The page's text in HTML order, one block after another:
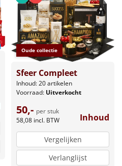
Oude collectie
Sfeer Compleet
Inhoud: 20 artikelen
Voorraad: Uitverkocht
50,- per stuk
58,08 incl. BTW Inhoud
Vergelijken
Verlanglijst